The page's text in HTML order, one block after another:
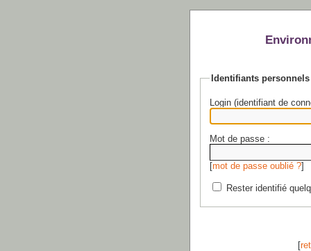
Identifiants personnels
Login (identifiant de
Mot de passe :
[mot de passe oublié ?]
Rester identifié
[